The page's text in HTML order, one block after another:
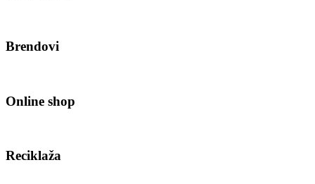
Brendovi
Online shop
Reciklaža